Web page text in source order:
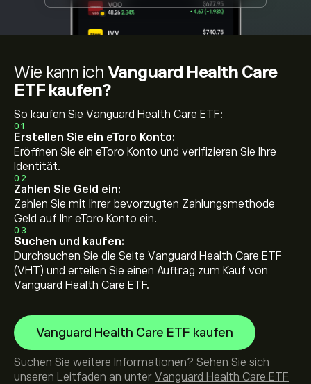
Wie kann ich Vanguard Health Care
ETF kaufen?
So kaufen Sie Vanguard Health Care ETF:
01
Erstellen Sie ein eToro Konto:
Eröffnen Sie ein eToro Konto und verifizieren Sie Ihre
Identität.
02
Zahlen Sie Geld ein:
Zahlen Sie mit Ihrer bevorzugten Zahlungsmethode
Geld auf Ihr eToro Konto ein.
03
Suchen und kaufen:
Durchsuchen Sie die Seite Vanguard Health Care ETF
(VHT) und erteilen Sie einen Auftrag zum Kauf von
Vanguard Health Care ETF.
Vanguard Health Care ETF kaufen
Suchen Sie weitere Informationen? Sehen Sie sich
unseren Leitfaden an unter Vanguard Health Care ETF